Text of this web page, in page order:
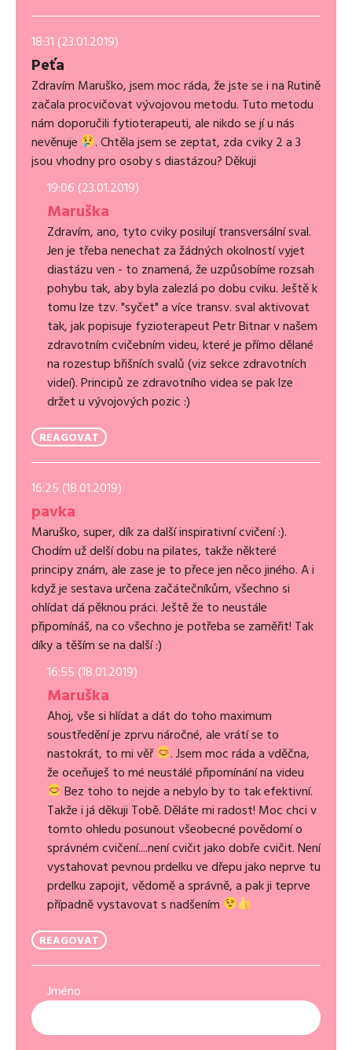
18:31 (23.01.2019)
Peťa
Zdravím Maruško, jsem moc ráda, že jste se i na Rutině
začala procvičovat vývojovou metodu. Tuto metodu
nám doporučili fytioterapeuti, ale nikdo se jí u nás
nevěnuje
. Chtěla jsem se zeptat, zda cviky 2 a 3
jsou vhodny pro osoby s diastázou? Děkuji
19:06 (23.01.2019)
Maruška
Zdravím, ano, tyto cviky posilují transversální sval.
Jen je třeba nenechat za žádných okolností vyjet
diastázu ven - to znamená, že uzpůsobíme rozsah
pohybu tak, aby byla zalezlá po dobu cviku. Ještě k
tomu lze tzv. "syčet" a více transv. sval aktivovat
tak, jak popisuje fyzioterapeut Petr Bitnar v našem
zdravotním cvičebním videu, které je přímo dělané
na rozestup břišních svalů (viz sekce zdravotních
videí). Principů ze zdravotního videa se pak lze
držet u vývojových pozic :)
REAGOVAT
16:25 (18.01.2019)
pavka
Maruško, super, dík za další inspirativní cvičení :).
Chodím už delší dobu na pilates, takže některé
principy znám, ale zase je to přece jen něco jiného. A i
když je sestava určena začátečníkům, všechno si
ohlídat dá pěknou práci. Ještě že to neustále
připomínáš, na co všechno je potřeba se zaměřit! Tak
díky a těším se na další :)
16:55 (18.01.2019)
Maruška
Ahoj, vše si hlídat a dát do toho maximum
soustředění je zprvu náročné, ale vrátí se to
nastokrát, to mi věř
. Jsem moc ráda a vděčna,
že oceňuješ to mé neustálé připomínání na videu
Bez toho to nejde a nebylo by to tak efektivní.
Takže i já děkuji Tobě. Děláte mi radost! Moc chci v
tomto ohledu posunout všeobecné povědomí o
správném cvičení....není cvičit jako dobře cvičit. Není
vystahovat pevnou prdelku ve dřepu jako neprve tu
prdelku zapojit, vědomě a správně, a pak ji teprve
případně vystavovat s nadšením
REAGOVAT
Jméno